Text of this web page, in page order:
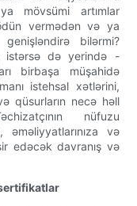
mövsümi artımlar
vermədən və ya
genişləndirə bilərmi?
istərsə də yerində -
birbaşa müşahidə
istehsal xətlərini,
qüsurların necə həll
nüfuzu
və
edəcək davranış və